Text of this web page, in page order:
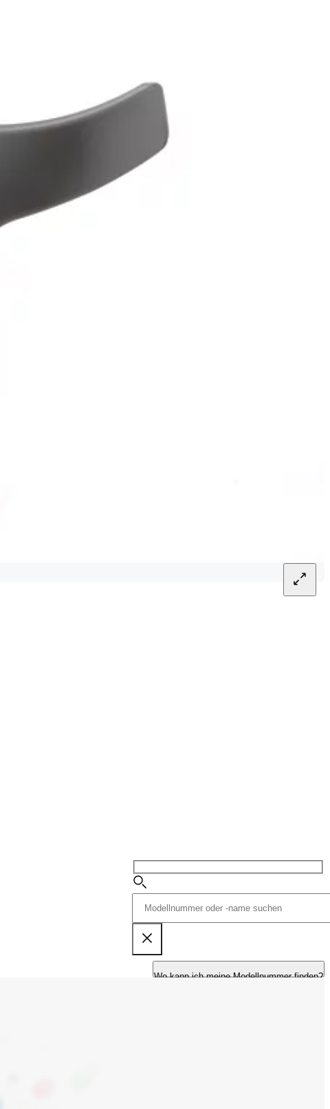
Wo kann ich meine Modellnummer finden?